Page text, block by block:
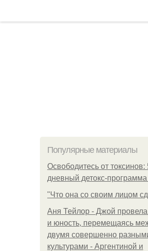
Популярные материалы
Освободитесь от токсинов:
дневный детокс-
"Что она со своим лицом
Аня Тейлор - Джой провела
и юность, перемещаясь
двумя совершенно
культурами - Аргентиной и